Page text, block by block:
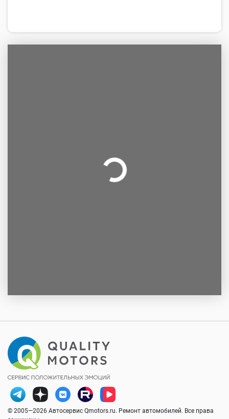
© 2005—2026 Автосервис Qmotors.ru. Ремонт автомобилей. Все права